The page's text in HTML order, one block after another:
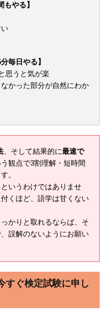
もやる】
毎日やる】
思うと気が楽
かった部分が自然にわか
、そして結果的に最速で
う観点で3割理解・短時間
。
いうわけではありませ
くほど、語学は甘くない
かりと取れるならば、そ
誤解のないようにお願い
すぐ検定試験に申し